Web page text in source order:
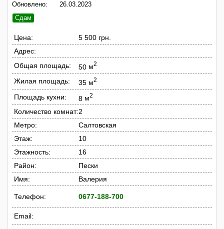
Обновлено:
26.03.2023
Сдам
Цена:
5 500 грн.
Адрес:
Общая площадь:
50 м2
Жилая площадь: 35 м2
Площадь кухни: 8 м2
Количество комнат:2
Метро:
Салтовская
Этаж:
10
Этажность:
16
Район:
Пески
Имя:
Валерия
Телефон: 0677-188-700
Email: